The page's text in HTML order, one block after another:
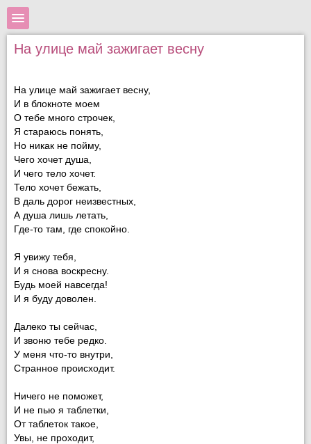
На улице май зажигает весну
На улице май зажигает весну,
И в блокноте моем
О тебе много строчек,
Я стараюсь понять,
Но никак не пойму,
Чего хочет душа,
И чего тело хочет.
Тело хочет бежать,
В даль дорог неизвестных,
А душа лишь летать,
Где-то там, где спокойно.
Я увижу тебя,
И я снова воскресну.
Будь моей навсегда!
И я буду доволен.
Далеко ты сейчас,
И звоню тебе редко.
У меня что-то внутри,
Странное происходит.
Ничего не поможет,
И не пью я таблетки,
От таблеток такое,
Увы, не проходит,